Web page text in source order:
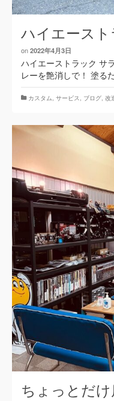
ハイエースト
on 2022年4月3日
ハイエーストラック サ
レーを艶消しで！ 塗る
カスタム, サービス, ブログ, 改
ちょっとだ